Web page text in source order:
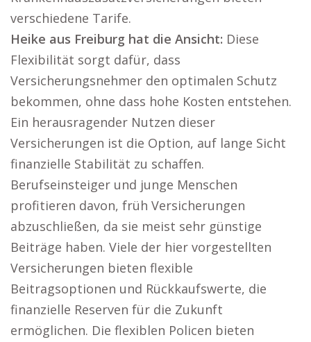
verschiedene Tarife.
Heike aus Freiburg hat die Ansicht: Diese
Flexibilität sorgt dafür, dass
Versicherungsnehmer den optimalen Schutz
bekommen, ohne dass hohe Kosten entstehen.
Ein herausragender Nutzen dieser
Versicherungen ist die Option, auf lange Sicht
finanzielle Stabilität zu schaffen.
Berufseinsteiger und junge Menschen
profitieren davon, früh Versicherungen
abzuschließen, da sie meist sehr günstige
Beiträge haben. Viele der hier vorgestellten
Versicherungen bieten flexible
Beitragsoptionen und Rückkaufswerte, die
finanzielle Reserven für die Zukunft
ermöglichen. Die flexiblen Policen bieten